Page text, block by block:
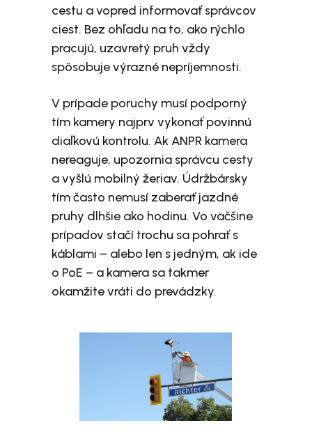
cestu a vopred informovať správcov
ciest. Bez ohľadu na to, ako rýchlo
pracujú, uzavretý pruh vždy
spôsobuje výrazné nepríjemnosti.
V prípade poruchy musí podporný
tím kamery najprv vykonať povinnú
diaľkovú kontrolu. Ak ANPR kamera
nereaguje, upozornia správcu cesty
a vyšlú mobilný žeriav. Údržbársky
tím často nemusí zaberať jazdné
pruhy dlhšie ako hodinu. Vo väčšine
prípadov stačí trochu sa pohrať s
káblami – alebo len s jedným, ak ide
o PoE – a kamera sa takmer
okamžite vráti do prevádzky.